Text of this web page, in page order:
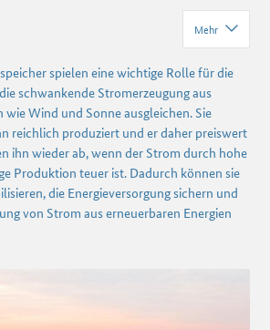
Mehr
spielen eine wichtige Rolle für die
schwankende Stromerzeugung aus
Wind und Sonne ausgleichen. Sie
reichlich produziert und er daher preiswert
ihn wieder ab, wenn der Strom durch hohe
Produktion teuer ist. Dadurch können sie
die Energieversorgung sichern und
von Strom aus erneuerbaren Energien